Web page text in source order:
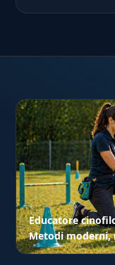
Educatore
Metodi